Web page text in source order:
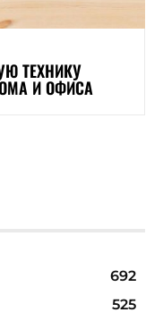
ТЕХНИКУ
И ОФИСА
692
525